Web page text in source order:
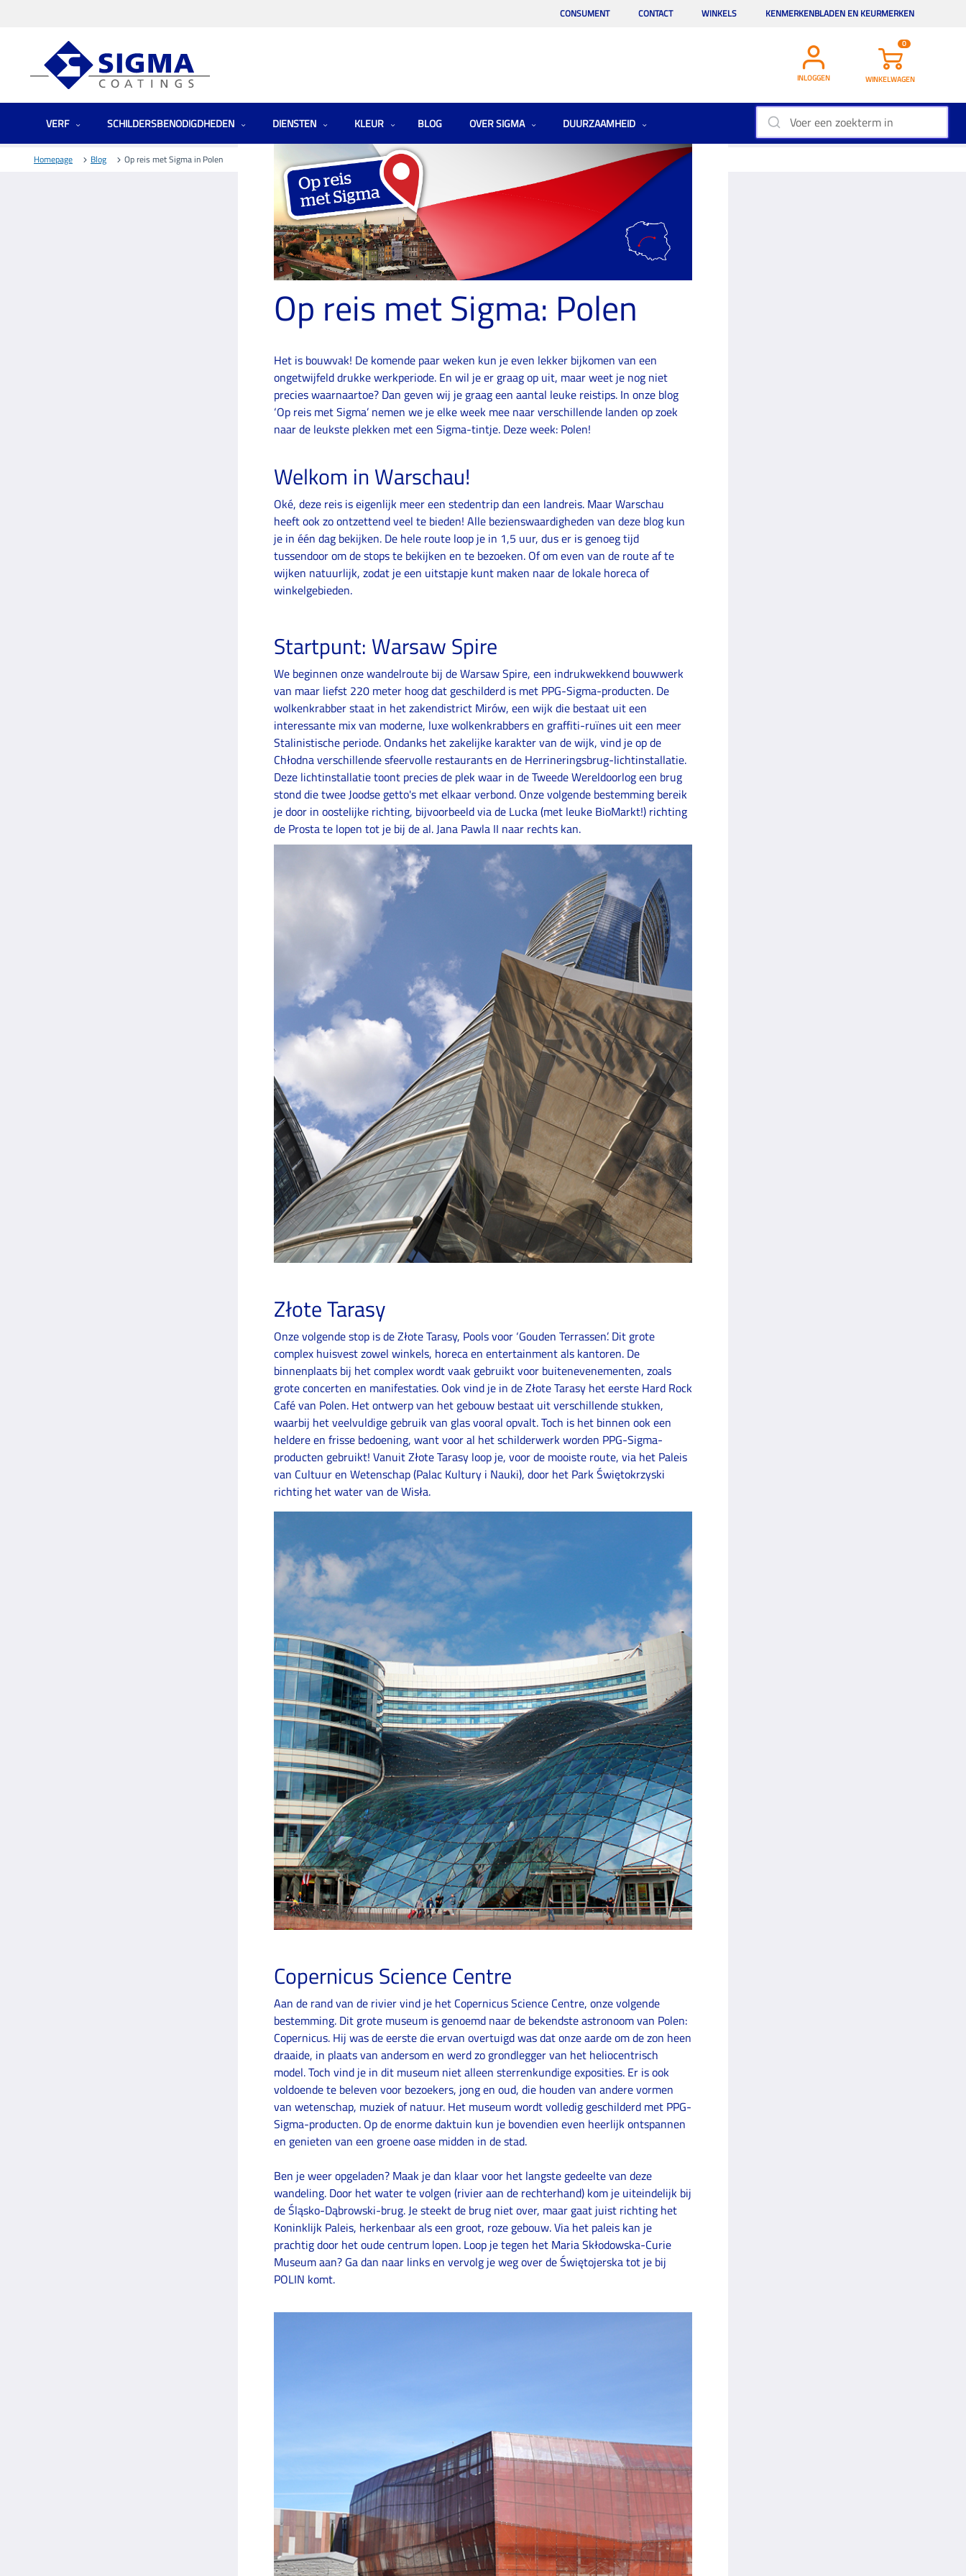
CONSUMENT CONTACT WINKELS KENMERKENBLADEN EN KEURMERKEN
INLOGGEN
0
WINKELWAGEN
VERF SCHILDERSBENODIGDHEDEN DIENSTEN KLEUR BLOG OVER SIGMA DUURZAAMHEID
Homepage Blog Op reis met Sigma in Polen
Op reis met Sigma: Polen
Het is bouwvak! De komende paar weken kun je even lekker bijkomen van een
ongetwijfeld drukke werkperiode. En wil je er graag op uit, maar weet je nog niet
precies waarnaartoe? Dan geven wij je graag een aantal leuke reistips. In onze blog
‘Op reis met Sigma’ nemen we je elke week mee naar verschillende landen op zoek
naar de leukste plekken met een Sigma-tintje. Deze week: Polen!
Welkom in Warschau!
Oké, deze reis is eigenlijk meer een stedentrip dan een landreis. Maar Warschau
heeft ook zo ontzettend veel te bieden! Alle bezienswaardigheden van deze blog kun
je in één dag bekijken. De hele route loop je in 1,5 uur, dus er is genoeg tijd
tussendoor om de stops te bekijken en te bezoeken. Of om even van de route af te
wijken natuurlijk, zodat je een uitstapje kunt maken naar de lokale horeca of
winkelgebieden.
Startpunt: Warsaw Spire
We beginnen onze wandelroute bij de Warsaw Spire, een indrukwekkend bouwwerk
van maar liefst 220 meter hoog dat geschilderd is met PPG-Sigma-producten. De
wolkenkrabber staat in het zakendistrict Mirów, een wijk die bestaat uit een
interessante mix van moderne, luxe wolkenkrabbers en graffiti-ruïnes uit een meer
Stalinistische periode. Ondanks het zakelijke karakter van de wijk, vind je op de
Chłodna verschillende sfeervolle restaurants en de Herrineringsbrug-lichtinstallatie.
Deze lichtinstallatie toont precies de plek waar in de Tweede Wereldoorlog een brug
stond die twee Joodse getto's met elkaar verbond. Onze volgende bestemming bereik
je door in oostelijke richting, bijvoorbeeld via de Lucka (met leuke BioMarkt!) richting
de Prosta te lopen tot je bij de al. Jana Pawla II naar rechts kan.
Złote Tarasy
Onze volgende stop is de Złote Tarasy, Pools voor ‘Gouden Terrassen’. Dit grote
complex huisvest zowel winkels, horeca en entertainment als kantoren. De
binnenplaats bij het complex wordt vaak gebruikt voor buitenevenementen, zoals
grote concerten en manifestaties. Ook vind je in de Złote Tarasy het eerste Hard Rock
Café van Polen. Het ontwerp van het gebouw bestaat uit verschillende stukken,
waarbij het veelvuldige gebruik van glas vooral opvalt. Toch is het binnen ook een
heldere en frisse bedoening, want voor al het schilderwerk worden PPG-Sigma-
producten gebruikt! Vanuit Złote Tarasy loop je, voor de mooiste route, via het Paleis
van Cultuur en Wetenschap (Palac Kultury i Nauki), door het Park Świętokrzyski
richting het water van de Wisła.
Copernicus Science Centre
Aan de rand van de rivier vind je het Copernicus Science Centre, onze volgende
bestemming. Dit grote museum is genoemd naar de bekendste astronoom van Polen:
Copernicus. Hij was de eerste die ervan overtuigd was dat onze aarde om de zon heen
draaide, in plaats van andersom en werd zo grondlegger van het heliocentrisch
model. Toch vind je in dit museum niet alleen sterrenkundige exposities. Er is ook
voldoende te beleven voor bezoekers, jong en oud, die houden van andere vormen
van wetenschap, muziek of natuur. Het museum wordt volledig geschilderd met PPG-
Sigma-producten. Op de enorme daktuin kun je bovendien even heerlijk ontspannen
en genieten van een groene oase midden in de stad.
Ben je weer opgeladen? Maak je dan klaar voor het langste gedeelte van deze
wandeling. Door het water te volgen (rivier aan de rechterhand) kom je uiteindelijk bij
de Śląsko-Dąbrowski-brug. Je steekt de brug niet over, maar gaat juist richting het
Koninklijk Paleis, herkenbaar als een groot, roze gebouw. Via het paleis kan je
prachtig door het oude centrum lopen. Loop je tegen het Maria Skłodowska-Curie
Museum aan? Ga dan naar links en vervolg je weg over de Świętojerska tot je bij
POLIN komt.